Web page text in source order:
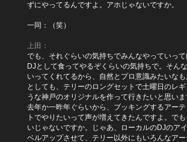
ずにやってるんですよ。アホじゃないですか。
一同：（笑）
上田：
でも、それぐらいの気持ちでみんなやっていっ
DJとして食ってやるぞくらいの気持ちで。そん
いってくれてるから、自然とプロ意識みたいな
としても、テリーのロングセットで土曜日のレ
うな神戸のオリジナルを作って行きたいと思いま
去年か一昨年ぐらいから、ブッキングするアー
トでやりたいって声が増えてきたんですよ。で
いじゃないですか。じゃあ、ローカルのDJのア
ベルアップさせて、テリー以外にもいろんなア